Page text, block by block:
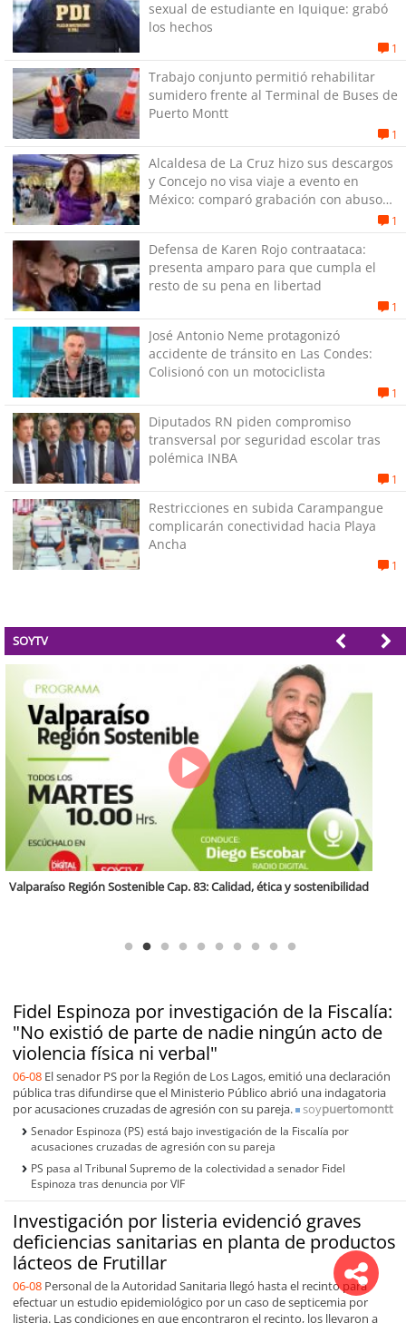
sexual de estudiante en Iquique: grabó
los hechos
1
Trabajo conjunto permitió rehabilitar
sumidero frente al Terminal de Buses de
Puerto Montt
1
Alcaldesa de La Cruz hizo sus descargos
y Concejo no visa viaje a evento en
México: comparó grabación con abuso
1
Defensa de Karen Rojo contraataca:
presenta amparo para que cumpla el
resto de su pena en libertad
1
José Antonio Neme protagonizó
accidente de tránsito en Las Condes:
Colisionó con un motociclista
1
Diputados RN piden compromiso
transversal por seguridad escolar tras
polémica INBA
1
Restricciones en subida Carampangue
complicarán conectividad hacia Playa
Ancha
1
SOYTV
Fidel Espinoza por investigación de la Fiscalía:
"No existió de parte de nadie ningún acto de
violencia física ni verbal"
06-08 El senador PS por la Región de Los Lagos, emitió una declaración
pública tras difundirse que el Ministerio Público abrió una indagatoria
por acusaciones cruzadas de agresión con su pareja.
soypuertomontt
Senador Espinoza (PS) está bajo investigación de la Fiscalía por
acusaciones cruzadas de agresión con su pareja
PS pasa al Tribunal Supremo de la colectividad a senador Fidel
Espinoza tras denuncia por VIF
Investigación por listeria evidenció graves
deficiencias sanitarias en planta de productos
lácteos de Frutillar
06-08 Personal de la Autoridad Sanitaria llegó hasta el recinto para
efectuar un estudio epidemiológico por un caso de septicemia por
listeria. Las condiciones en que encontraron el recinto, los llevaron a